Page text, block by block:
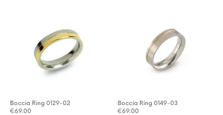
Boccia Ring 0129-02
€69.00
Boccia Ring 0149-03
€69.00